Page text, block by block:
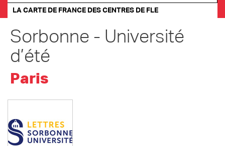
LA CARTE DE FRANCE DES CENTRES DE FLE
Sorbonne - Université
d’été
Paris